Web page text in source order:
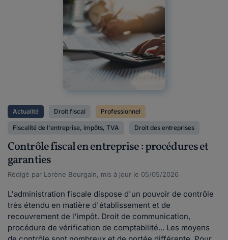
Actualité Droit fiscal Professionnel
Fiscalité de l'entreprise, impôts, TVA Droit des entreprises
Contrôle fiscal en entreprise : procédures et
garanties
Rédigé par Lorène Bourgain, mis à jour le 05/05/2026
L'administration fiscale dispose d'un pouvoir de contrôle
très étendu en matière d'établissement et de
recouvrement de l'impôt. Droit de communication,
procédure de vérification de comptabilité... Les moyens